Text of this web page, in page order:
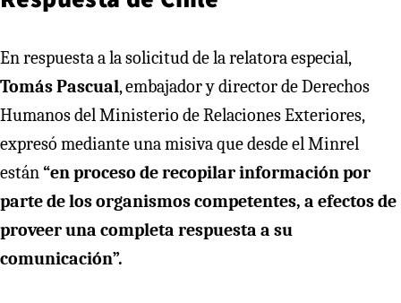
En respuesta a la solicitud de la relatora especial,
Tomás Pascual, embajador y director de Derechos
Humanos del Ministerio de Relaciones Exteriores,
expresó mediante una misiva que desde el Minrel
están“en proceso de recopilar información por
parte de los organismos competentes, a efectos de
proveer una completa respuesta a su
comunicación”.